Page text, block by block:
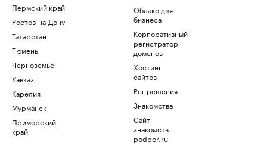
Пермский край
Ростов-на-Дону
Татарстан
Тюмень
Черноземье
Кавказ
Карелия
Мурманск
Приморский
край
Облако для
бизнеса
Корпоративный
регистратор
доменов
Хостинг
сайтов
Рег.решения
Знакомства
Сайт
знакомств
podbor.ru